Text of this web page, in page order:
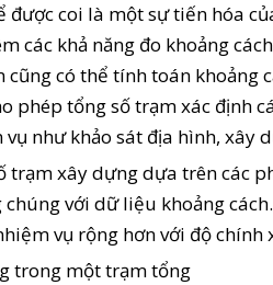
được coi là một sự tiến hóa
các khả năng đo khoảng
có thể tính toán khoảng
phép tổng số trạm xác định
như khảo sát địa hình, xây
trạm xây dựng dựa trên các
với dữ liệu khoảng
vụ rộng hơn với độ chính
trong một trạm tổng